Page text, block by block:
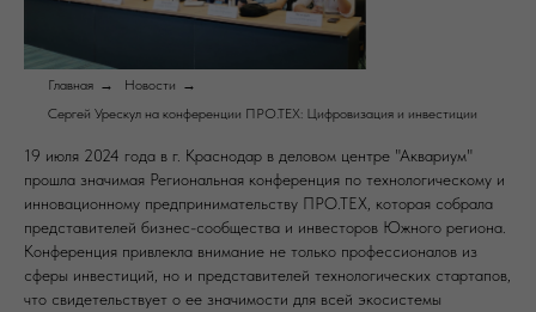
Главная → Новости →
Сергей Урескул на конференции ПРО.ТЕХ: Цифровизация и инвестиции
19 июля 2024 года в г. Краснодар в деловом центре "Аквариум"
прошла значимая Региональная конференция по технологическому и
инновационному предпринимательству ПРО.ТЕХ, которая собрала
представителей бизнес-сообщества и инвесторов Южного региона.
Конференция привлекла внимание не только профессионалов из
сферы инвестиций, но и представителей технологических стартапов,
что свидетельствует о ее значимости для всей экосистемы